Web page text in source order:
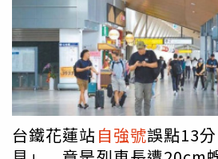
行。台鐵第一時間派遣維修人員趕
車行駛方式，於晚間7時48分啟動
受阻列車與旅客，最終於晚間8時51
正常雙向行車。事故發生後，多班
次自強號停靠鶯歌站等候、2037次
過20分鐘、4027次區間快車途中臨
行車調度受到不同程度影響。根據
一度有超過40列次列車延誤5分鐘以
台鐵花蓮站 自強號誤點13